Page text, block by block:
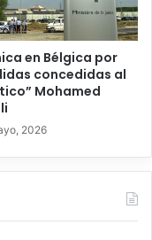
en Bélgica por
concedidas al
Mohamed
2026